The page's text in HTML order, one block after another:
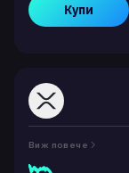
Купи
Виж повече